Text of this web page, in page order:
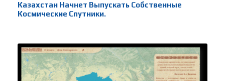
Казахстан Начнет Выпускать Собственные
Космические Спутники.